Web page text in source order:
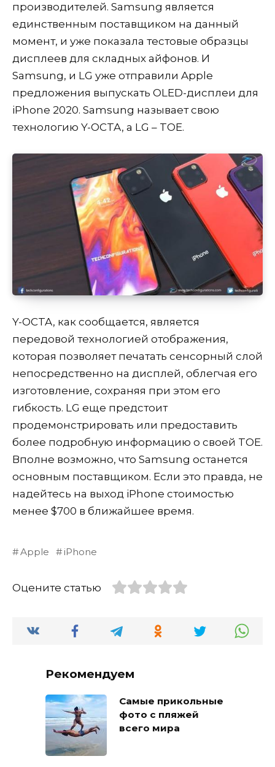
производителей. Samsung является
единственным поставщиком на данный
момент, и уже показала тестовые образцы
дисплеев для складных айфонов. И
Samsung, и LG уже отправили Apple
предложения выпускать OLED-дисплеи для
iPhone 2020. Samsung называет свою
технологию Y-OCTA, а LG – TOE.
Y-OCTA, как сообщается, является
передовой технологией отображения,
которая позволяет печатать сенсорный слой
непосредственно на дисплей, облегчая его
изготовление, сохраняя при этом его
гибкость. LG еще предстоит
продемонстрировать или предоставить
более подробную информацию о своей TOE.
Вполне возможно, что Samsung останется
основным поставщиком. Если это правда, не
надейтесь на выход iPhone стоимостью
менее $700 в ближайшее время.
Apple iPhone
Оцените статью
Рекомендуем
Самые прикольные
фото с пляжей
всего мира